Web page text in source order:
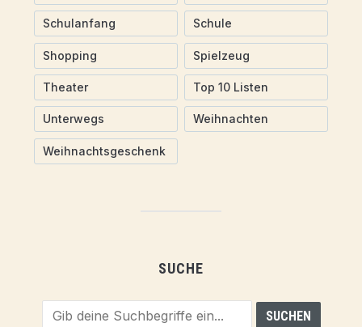
Schulanfang Schule
Shopping Spielzeug
Theater Top 10 Listen
Unterwegs Weihnachten
Weihnachtsgeschenk
SUCHE